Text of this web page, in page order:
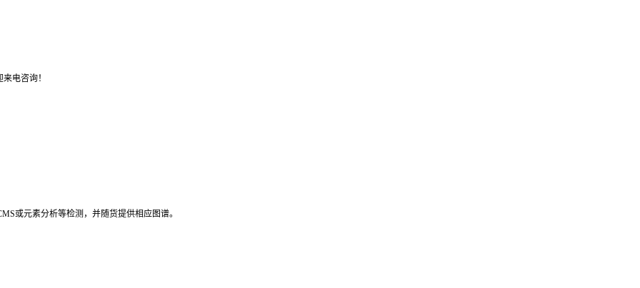
电咨询！
或元素分析等检测，并随货提供相应图谱。